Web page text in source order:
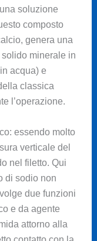
soluzione
composto
genera una
minerale in
acqua) e
classica
l’operazione.
essendo molto
verticale del
nel filetto. Qui
di sodio non
due funzioni
e da agente
attorno alla